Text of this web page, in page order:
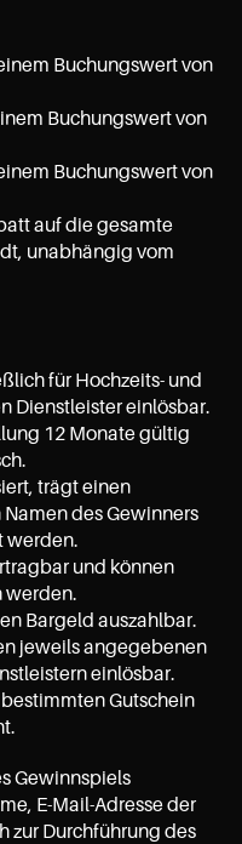
Buchungswert von
Buchungswert von
Buchungswert von
auf die gesamte
unabhängig vom
für Hochzeits- und
Dienstleister einlösbar.
12 Monate gültig
trägt einen
des Gewinners
werden.
und können
werden.
Bargeld auszahlbar.
jeweils angegebenen
einlösbar.
Gutschein
Gewinnspiels
E-Mail-Adresse der
zur Durchführung des